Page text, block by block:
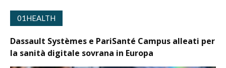
01HEALTH
Dassault Systèmes e PariSanté Campus alleati per
la sanità digitale sovrana in Europa